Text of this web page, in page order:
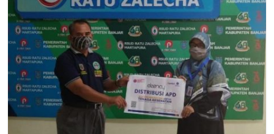
Dzikir,
Fikir,
Ikhtiar